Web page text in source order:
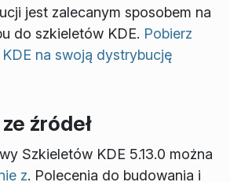
jest zalecanym sposobem na
do szkieletów KDE. Pobierz
na swoją dystrybucję
źródeł
Szkieletów KDE 5.13.0 można
z. Polecenia do budowania i